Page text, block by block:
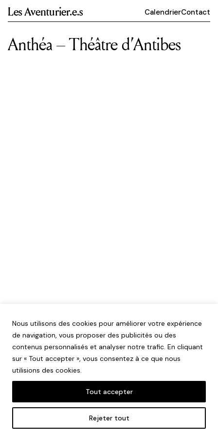
Nous utilisons des cookies pour améliorer votre expérience
de navigation, vous proposer des publicités ou des
contenus personnalisés et analyser notre trafic. En cliquant
sur « Tout accepter », vous consentez à ce que nous
utilisions des cookies.
Rejeter tout
Tout accepter
Les Aventurier.e.s CalendrierContact
Anthéa – Théâtre d’Antibes